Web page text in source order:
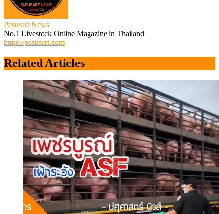
Pasusart News
No.1 Livestock Online Magazine in Thailand
https://pasusart.com
Related Articles